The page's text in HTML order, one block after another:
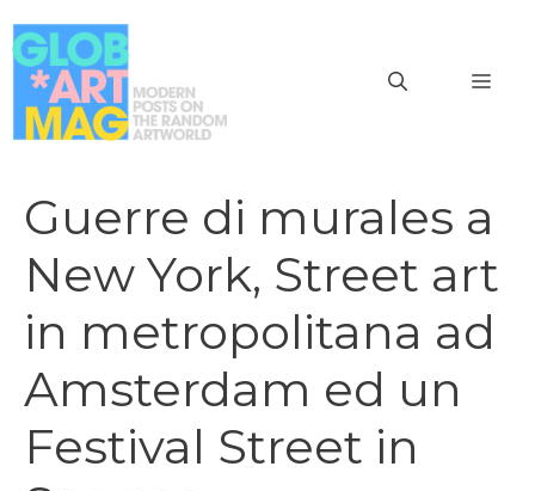
al
contenuto
Guerre di murales a
New York, Street art
in metropolitana ad
Amsterdam ed un
Festival Street in